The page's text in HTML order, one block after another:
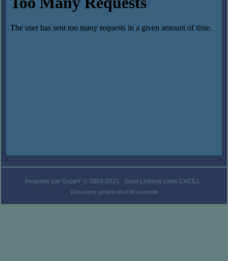
Propulsé par GuppY © 2004-2021 Sous Licence Libre CeCILL
Document généré en 0.99 seconde